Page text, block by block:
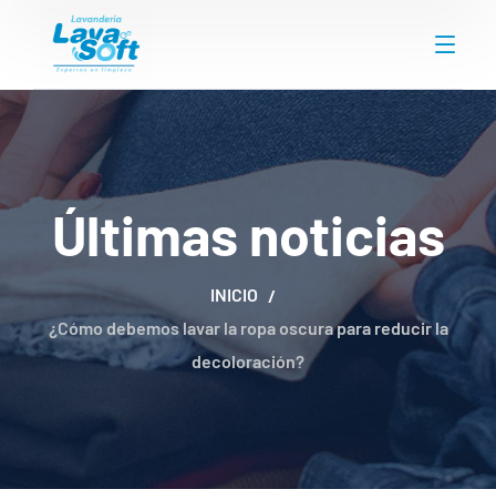
INICIO
¿Cómo debemos lavar la ropa oscura para reducir la
decoloración?
Últimas noticias